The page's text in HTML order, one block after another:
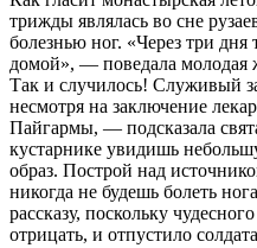
трижды являлась во сне
болезнью ног. «Через три
домой», — поведала молодая
Так и случилось! Служивый
несмотря на заключение
Пайгармы, — подсказала
кустарнике увидишь
образ. Построй над
никогда не будешь болеть
рассказу, поскольку
отрицать, и отпустило